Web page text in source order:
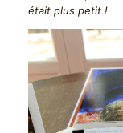
était plus petit !